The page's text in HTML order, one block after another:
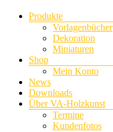
Menü
Produkte
Vorlagenbücher
Dekoration
Miniaturen
Shop
Mein Konto
News
Downloads
Über VA-Holzkunst
Termine
Kundenfotos